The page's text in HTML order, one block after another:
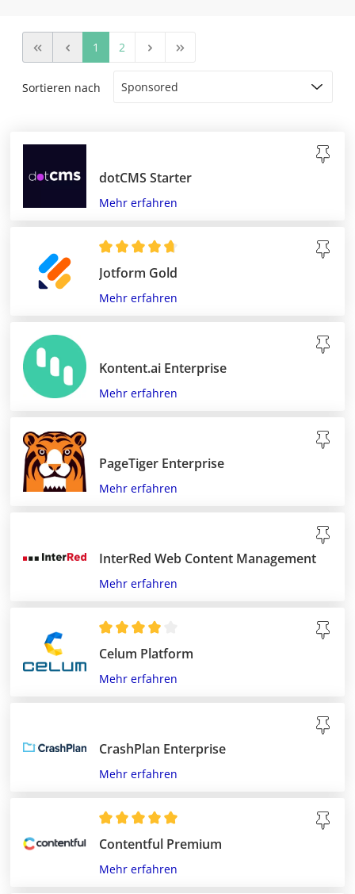
1 2
Sortieren nach
dotCMS Starter
Mehr erfahren
Jotform Gold
Mehr erfahren
Kontent.ai Enterprise
Mehr erfahren
PageTiger Enterprise
Mehr erfahren
InterRed Web Content Management
Mehr erfahren
Celum Platform
Mehr erfahren
CrashPlan Enterprise
Mehr erfahren
Contentful Premium
Mehr erfahren